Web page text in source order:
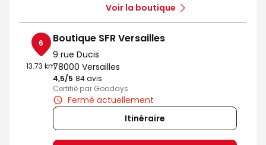
Voir la boutique
6
13.73 km
Boutique SFR Versailles
9 rue Ducis
78000 Versailles
4,5/5 Note de 4.5 sur 5
84 avis
Certifié par Goodays
Fermé actuellement
Itinéraire